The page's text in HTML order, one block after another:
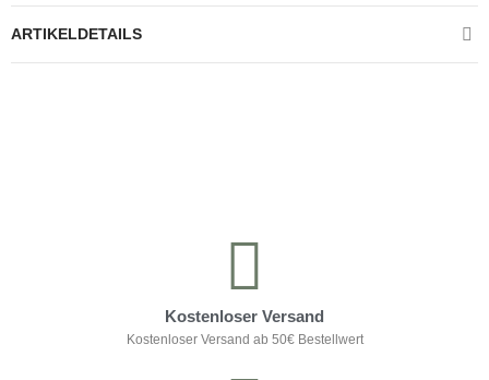
ARTIKELDETAILS
Kostenloser Versand
Kostenloser Versand ab 50€ Bestellwert